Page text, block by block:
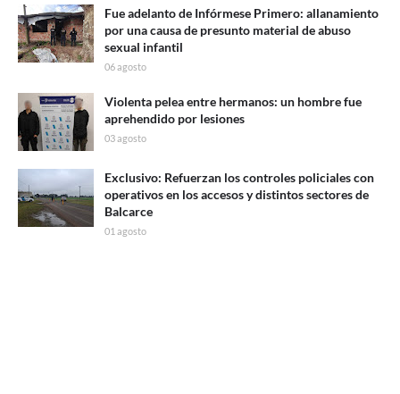
Fue adelanto de Infórmese Primero: allanamiento
por una causa de presunto material de abuso
sexual infantil
06 agosto
Violenta pelea entre hermanos: un hombre fue
aprehendido por lesiones
03 agosto
Exclusivo: Refuerzan los controles policiales con
operativos en los accesos y distintos sectores de
Balcarce
01 agosto